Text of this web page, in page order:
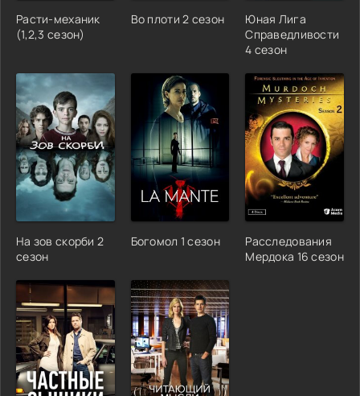
Расти-механик
(1,2,3 сезон)
Во плоти 2 сезон
Юная Лига
Справедливости
4 сезон
На зов скорби 2
сезон
Богомол 1 сезон
Расследования
Мердока 16 сезон